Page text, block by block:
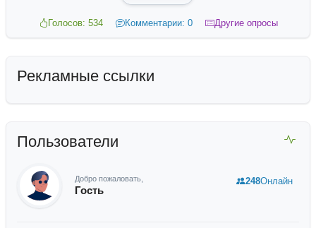
Голосов: 534 Комментарии: 0 Другие опросы
Рекламные ссылки
Пользователи
Добро пожаловать,
Гость
248Онлайн